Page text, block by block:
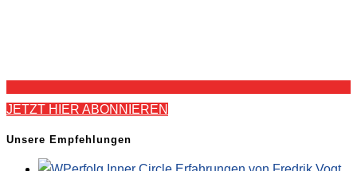
JETZT HIER ABONNIEREN
Unsere Empfehlungen